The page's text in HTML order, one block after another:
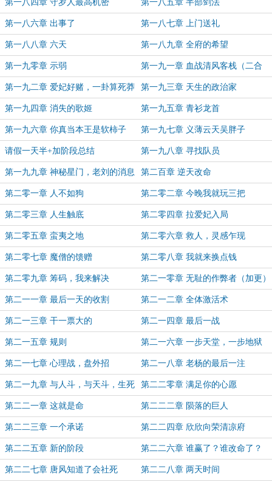
第一八四章 守岁人最高机密 第一八五章 半部剑法
第一八六章 出事了 第一八七章 上门送礼
第一八八章 六天 第一八九章 全府的希望
第一九零章 示弱 第一九一章 血战清风客栈（二合
一）
第一九二章 爱妃好赌，一卦算死莽
夫
第一九三章 天生的政治家
第一九四章 消失的歌姬 第一九五章 青衫龙首
第一九六章 你真当本王是软柿子
呢？
第一九七章 义薄云天吴胖子
请假一天半+加阶段总结 第一九八章 寻找队员
第一九九章 神秘星门，老刘的消息 第二百章 逆天改命
第二零一章 人不如狗 第二零二章 今晚我就玩三把
第二零三章 人生触底 第二零四章 拉爱妃入局
第二零五章 蛮夷之地 第二零六章 救人，灵感乍现
第二零七章 魔僧的馈赠 第二零八章 我就来换点钱
第二零九章 筹码，我来解决 第二一零章 无耻的作弊者（加更）
第二一一章 最后一天的收割 第二一二章 全体激活术
第二一三章 干一票大的 第二一四章 最后一战
第二一五章 规则 第二一六章 一步天堂，一步地狱
第二一七章 心理战，盘外招 第二一八章 老杨的最后一注
第二一九章 与人斗，与天斗，生死
一注
第二二零章 满足你的心愿
第二二一章 这就是命 第二二二章 陨落的巨人
第二二三章 一个承诺 第二二四章 欣欣向荣清凉府
第二二五章 新的阶段 第二二六章 谁赢了？谁改命了？
第二二七章 唐风知道了会社死 第二二八章 两天时间